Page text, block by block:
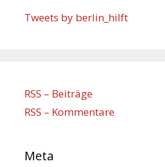
Tweets by berlin_hilft
RSS – Beiträge
RSS – Kommentare
Meta